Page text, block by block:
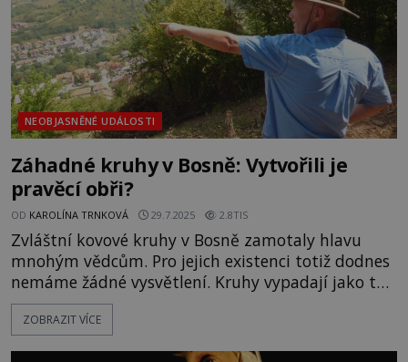
NEOBJASNĚNÉ UDÁLOSTI
Záhadné kruhy v Bosně: Vytvořili je
pravěcí obři?
OD KAROLÍNA TRNKOVÁ 29.7.2025 2.8TIS
Zvláštní kovové kruhy v Bosně zamotaly hlavu
mnohým vědcům. Pro jejich existenci totiž dodnes
nemáme žádné vysvětlení. Kruhy vypadají jako ty,
které se používají k zakotvení lodí. Jenže ty
bosenské se nacházejí vysoko v horách! A podle
ZOBRAZIT VÍCE